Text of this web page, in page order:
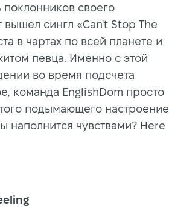
поклонников своего
вышел сингл «Can't Stop The
в чартах по всей планете и
певца. Именно с этой
во время подсчета
команда EnglishDom просто
подымающего настроение
наполнится чувствами? Here